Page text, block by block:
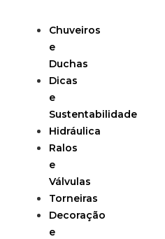
Chuveiros
e
Duchas
Dicas
e
Sustentabilidade
Hidráulica
Ralos
e
Válvulas
Torneiras
Decoração
e